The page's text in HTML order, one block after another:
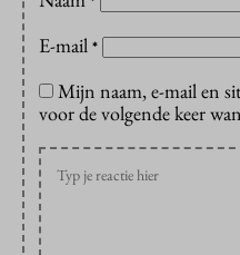
E-mail *
Mijn naam, e-mail en
voor de volgende keer